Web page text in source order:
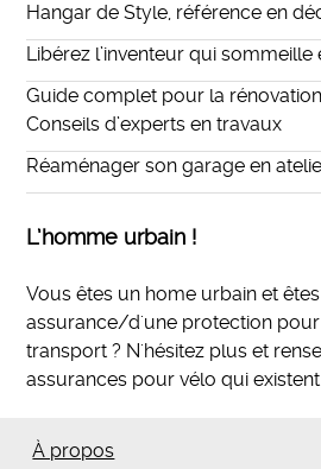
Hangar de Style, référence en
Libérez l’inventeur qui sommeille
Guide complet pour la
Conseils d’experts en travaux
Réaménager son garage en
L’homme urbain !
Vous êtes un home urbain et
assurance/d'une protection
transport ? N'hésitez plus et
assurances pour vélo qui existent
À propos